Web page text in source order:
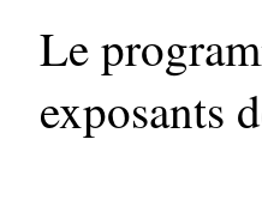
Le
exposants